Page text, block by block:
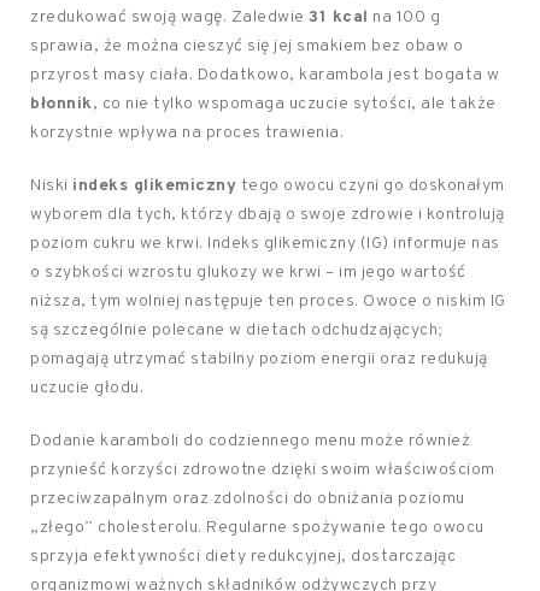
zredukować swoją wagę. Zaledwie 31 kcal na 100 g
sprawia, że można cieszyć się jej smakiem bez obaw o
przyrost masy ciała. Dodatkowo, karambola jest bogata w
błonnik, co nie tylko wspomaga uczucie sytości, ale także
korzystnie wpływa na proces trawienia.
Niski indeks glikemiczny tego owocu czyni go doskonałym
wyborem dla tych, którzy dbają o swoje zdrowie i kontrolują
poziom cukru we krwi. Indeks glikemiczny (IG) informuje nas
o szybkości wzrostu glukozy we krwi – im jego wartość
niższa, tym wolniej następuje ten proces. Owoce o niskim IG
są szczególnie polecane w dietach odchudzających;
pomagają utrzymać stabilny poziom energii oraz redukują
uczucie głodu.
Dodanie karamboli do codziennego menu może również
przynieść korzyści zdrowotne dzięki swoim właściwościom
przeciwzapalnym oraz zdolności do obniżania poziomu
„złego” cholesterolu. Regularne spożywanie tego owocu
sprzyja efektywności diety redukcyjnej, dostarczając
organizmowi ważnych składników odżywczych przy